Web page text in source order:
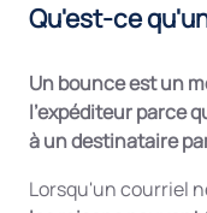
Qu'est-ce
Un bounce est un
l'expéditeur parce
à un destinataire
Lorsqu'un courriel